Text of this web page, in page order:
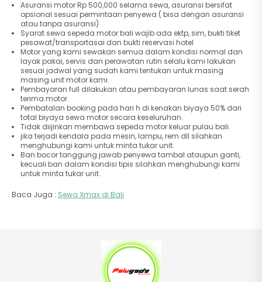
Asuransi motor Rp 500,000 selama sewa, asuransi bersifat
opsional sesuai permintaan penyewa ( bisa dengan asuransi
atau tanpa asuransi)
Syarat sewa sepeda motor bali wajib ada ektp, sim, bukti tiket
pesawat/transportasai dan bukti reservasi hotel
Motor yang kami sewakan semua dalam kondisi normal dan
layak pakai, servis dan perawatan rutin selalu kami lakukan
sesuai jadwal yang sudah kami tentukan untuk masing
masing unit motor kami.
Pembayaran full dilakukan atau pembayaran lunas saat serah
terima motor.
Pembatalan booking pada hari h di kenakan biyaya 50% dari
total biyaya sewa motor secara keseluruhan.
Tidak diijinkan membawa sepeda motor keluar pulau bali.
jika terjadi kendala pada mesin, lampu, rem dll silahkan
menghubungi kami untuk minta tukar unit.
Ban bocor tanggung jawab penyewa tambal ataupun ganti,
kecuali ban dalam kondisi tipis silahkan menghubungi kami
untuk minta tukar unit.
Baca Juga : Sewa Xmax di Bali